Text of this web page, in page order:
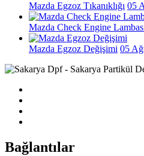
Mazda Egzoz Tıkanıklığı 05
Mazda Check Engine
Mazda Egzoz Değişimi 05
Bağlantılar